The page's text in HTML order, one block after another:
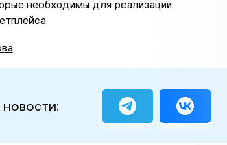
необходимы для реализации